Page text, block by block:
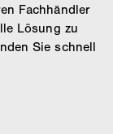
Fachhändler
Lösung zu
Sie schnell